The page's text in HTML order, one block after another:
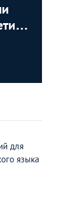
для
языка